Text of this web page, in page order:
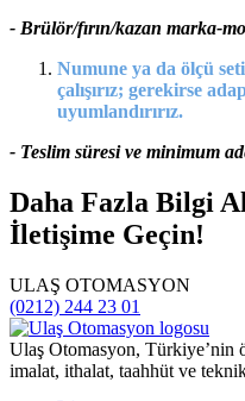
- Brülör/fırın/kazan marka-
Numune ya da ölçü
çalışırız; gerekirse
uyumlandırırız.
- Teslim süresi ve minimum
Daha Fazla Bilgi
İletişime Geçin!
ULAŞ OTOMASYON
(0212) 244 23 01
Ulaş Otomasyon, Türkiye’nin
imalat, ithalat, taahhüt ve